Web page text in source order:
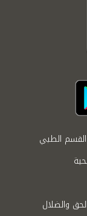
القسم الطبي
والضلال